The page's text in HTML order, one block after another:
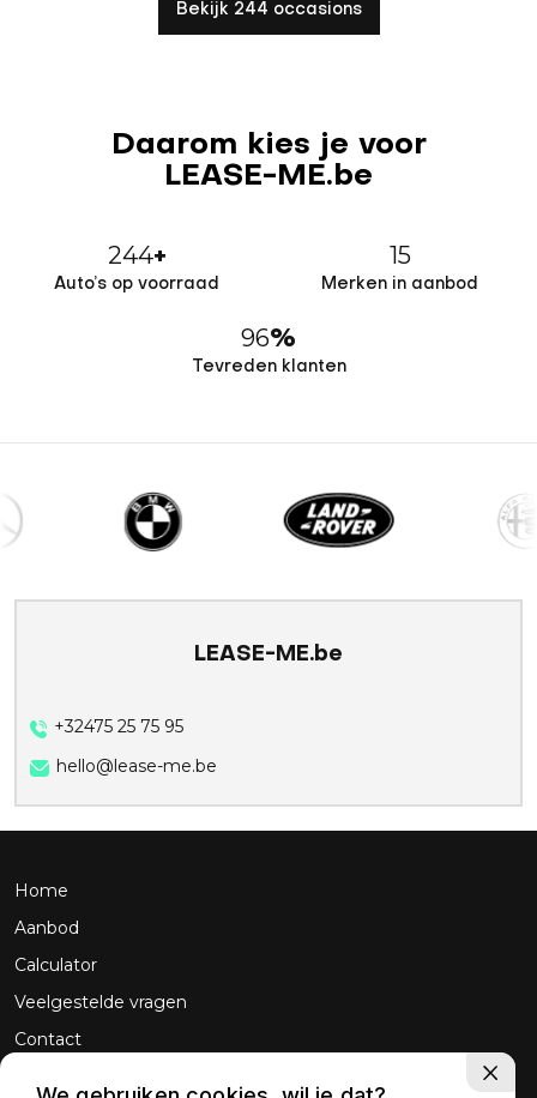
Bekijk 244 occasions
Daarom kies je voor
LEASE-ME.be
244+
Auto’s op voorraad
15
Merken in aanbod
96%
Tevreden klanten
LEASE-ME.be
+32475 25 75 95
hello@lease-me.be
Home
Aanbod
Calculator
Veelgestelde vragen
Contact